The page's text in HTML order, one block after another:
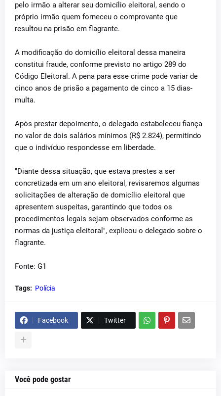
pelo irmão a alterar seu domicílio eleitoral, sendo o
próprio irmão quem forneceu o comprovante que
resultou na prisão em flagrante.
A modificação do domicílio eleitoral dessa maneira
constitui fraude, conforme previsto no artigo 289 do
Código Eleitoral. A pena para esse crime pode variar de
cinco anos de prisão a pagamento de cinco a 15 dias-
multa.
Após prestar depoimento, o delegado estabeleceu fiança
no valor de dois salários mínimos (R$ 2.824), permitindo
que o indivíduo respondesse em liberdade.
"Diante dessa situação, que estava prestes a ser
concretizada em um ano eleitoral, revisaremos algumas
solicitações de alteração de domicílio eleitoral que
apresentem suspeitas, garantindo que todos os
procedimentos legais sejam observados conforme as
normas da justiça eleitoral", explicou o delegado sobre o
flagrante.
Fonte: G1
Tags: Polícia
Facebook Twitter
Você pode gostar